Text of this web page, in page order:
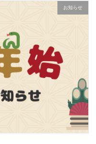
お知らせ